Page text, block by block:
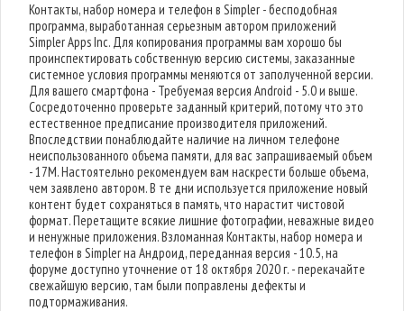
Контакты, набор номера и телефон в Simpler - бесподобная
программа, выработанная серьезным автором приложений
Simpler Apps Inc. Для копирования программы вам хорошо бы
проинспектировать собственную версию системы, заказанные
системное условия программы меняются от заполученной версии.
Для вашего смартфона - Требуемая версия Android - 5.0 и выше.
Сосредоточенно проверьте заданный критерий, потому что это
естественное предписание производителя приложений.
Впоследствии понаблюдайте наличие на личном телефоне
неиспользованного объема памяти, для вас запрашиваемый объем
- 17M. Настоятельно рекомендуем вам наскрести больше объема,
чем заявлено автором. В те дни используется приложение новый
контент будет сохраняться в память, что нарастит чистовой
формат. Перетащите всякие лишние фотографии, неважные видео
и ненужные приложения. Взломанная Контакты, набор номера и
телефон в Simpler на Андроид, переданная версия - 10.5, на
форуме доступно уточнение от 18 октября 2020 г. - перекачайте
свежайшую версию, там были поправлены дефекты и
подтормаживания.